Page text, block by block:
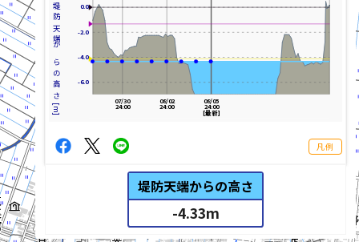
堤防天端からの高さ[m] -6.0
-4.0
-2.0
0.0
08/05
24:00
[最新]
08/02
24:00
07/30
24:00
凡例
堤防天端からの高さ
-4.33m